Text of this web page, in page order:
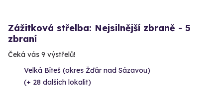
Zážitková střelba: Nejsilnější zbraně - 5
zbraní
Čeká vás 9 výstřelů!
Velká Bíteš (okres Žďár nad Sázavou)
(+ 28 dalších lokalit)